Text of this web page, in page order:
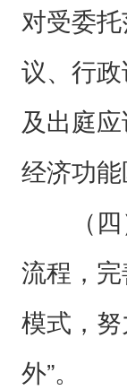
对受委
议、行
及出庭
经济功能
（四）
流程，
模式，
外”。